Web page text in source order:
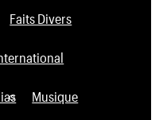
Faits Divers
Musique